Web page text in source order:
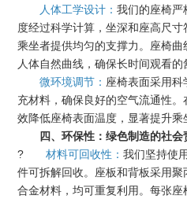
人体工学设计：我们的座椅严
度经过科学计算，坐深和座高尺
乘坐者提供均匀的支撑力。座椅
人体自然曲线，确保长时间观看的
微环境调节： 座椅表面采用
充材料，确保良好的空气流通性
效降低座椅表面温度，显著提升乘
四、环保性：绿色制造的社会
?材料可回收性：我们坚持使
件可拆解回收。座板和背板采用
合金材料，均可重复利用。每张